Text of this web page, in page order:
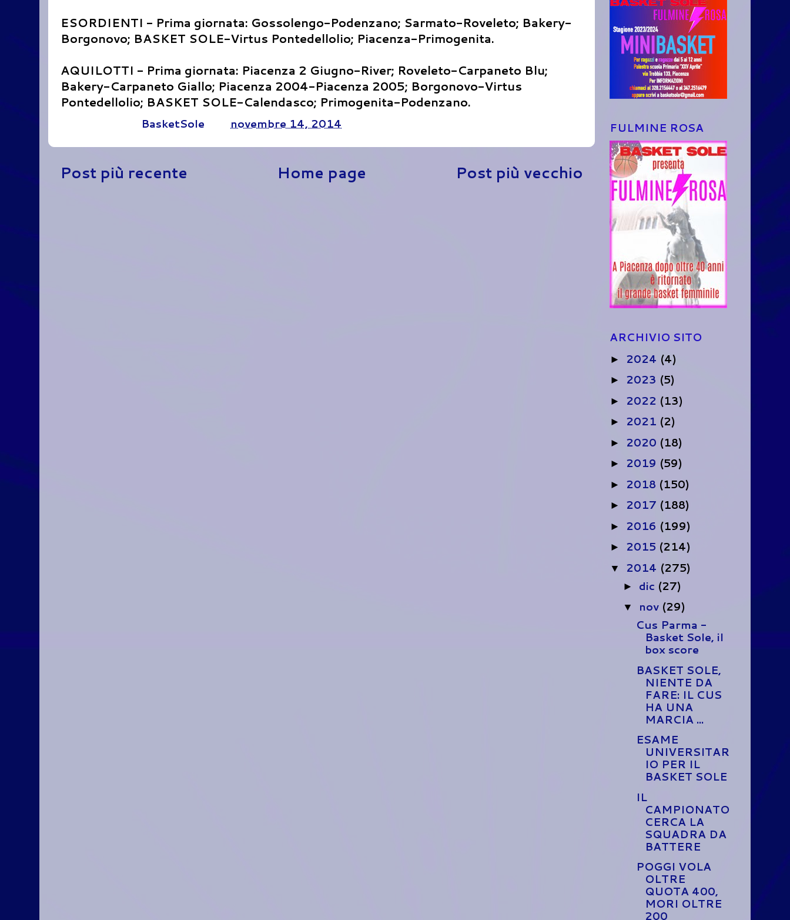
ESORDIENTI - Prima giornata: Gossolengo-Podenzano; Sarmato-Roveleto; Bakery-
Borgonovo; BASKET SOLE-Virtus Pontedellolio; Piacenza-Primogenita.
AQUILOTTI - Prima giornata: Piacenza 2 Giugno-River; Roveleto-Carpaneto Blu;
Bakery-Carpaneto Giallo; Piacenza 2004-Piacenza 2005; Borgonovo-Virtus
Pontedellolio; BASKET SOLE-Calendasco; Primogenita-Podenzano.
BasketSole novembre 14, 2014
Post più recente Post più vecchio
Home page
FULMINE ROSA
ARCHIVIO SITO
► 2024 (4)
► 2023 (5)
► 2022 (13)
► 2021 (2)
► 2020 (18)
► 2019 (59)
► 2018 (150)
► 2017 (188)
► 2016 (199)
► 2015 (214)
▼ 2014 (275)
► dic (27)
▼ nov (29)
Cus Parma -
Basket Sole, il
box score
BASKET SOLE,
NIENTE DA
FARE: IL CUS
HA UNA
MARCIA ...
ESAME
UNIVERSITAR
IO PER IL
BASKET SOLE
IL
CAMPIONATO
CERCA LA
SQUADRA DA
BATTERE
POGGI VOLA
OLTRE
QUOTA 400,
MORI OLTRE
200